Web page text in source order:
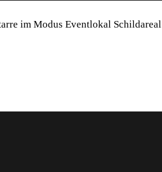
im Modus Eventlokal Schildareal